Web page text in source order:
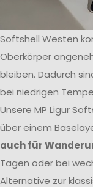
Softshell Westen
Oberkörper
bleiben. Dadurch
bei niedrigen
Unsere MP Ligur
über einem
auch für
Tagen oder bei
Alternative zur